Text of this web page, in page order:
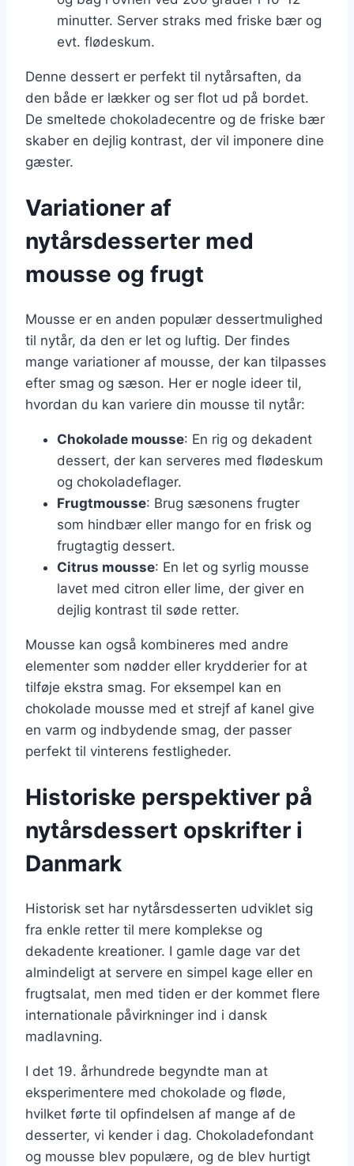
minutter. Server straks med friske bær og
evt. flødeskum.
Denne dessert er perfekt til nytårsaften, da
den både er lækker og ser flot ud på bordet.
De smeltede chokoladecentre og de friske bær
skaber en dejlig kontrast, der vil imponere dine
gæster.
Variationer af
nytårsdesserter med
mousse og frugt
Mousse er en anden populær dessertmulighed
til nytår, da den er let og luftig. Der findes
mange variationer af mousse, der kan tilpasses
efter smag og sæson. Her er nogle ideer til,
hvordan du kan variere din mousse til nytår:
Chokolade mousse: En rig og dekadent
dessert, der kan serveres med flødeskum
og chokoladeflager.
Frugtmousse: Brug sæsonens frugter
som hindbær eller mango for en frisk og
frugtagtig dessert.
Citrus mousse: En let og syrlig mousse
lavet med citron eller lime, der giver en
dejlig kontrast til søde retter.
Mousse kan også kombineres med andre
elementer som nødder eller krydderier for at
tilføje ekstra smag. For eksempel kan en
chokolade mousse med et strejf af kanel give
en varm og indbydende smag, der passer
perfekt til vinterens festligheder.
Historiske perspektiver på
nytårsdessert opskrifter i
Danmark
Historisk set har nytårsdesserten udviklet sig
fra enkle retter til mere komplekse og
dekadente kreationer. I gamle dage var det
almindeligt at servere en simpel kage eller en
frugtsalat, men med tiden er der kommet flere
internationale påvirkninger ind i dansk
madlavning.
I det 19. århundrede begyndte man at
eksperimentere med chokolade og fløde,
hvilket førte til opfindelsen af mange af de
desserter, vi kender i dag. Chokoladefondant
og mousse blev populære, og de blev hurtigt